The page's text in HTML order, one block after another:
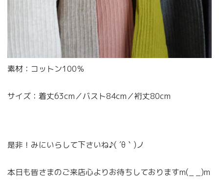
素材：コットン100％
サイズ：着丈63cm／バスト84cm／裄丈80cm
是非！みにいらして下さいね♪( ´θ｀)ノ
本日も皆さまのご来店心よりお待ちしておりますm(_ _)m